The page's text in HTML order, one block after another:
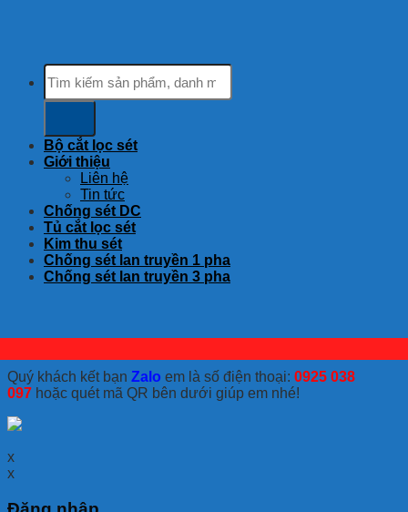
Tìm
kiếm:
Bộ cắt lọc sét
Giới thiệu
Liên hệ
Tin tức
Chống sét DC
Tủ cắt lọc sét
Kim thu sét
Chống sét lan truyền 1 pha
Chống sét lan truyền 3 pha
Quý khách kết bạn Zalo em là số điện thoại: 0925 038
097 hoặc quét mã QR bên dưới giúp em nhé!
x
x